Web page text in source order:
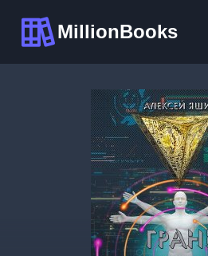
содержимому
MillionBooks